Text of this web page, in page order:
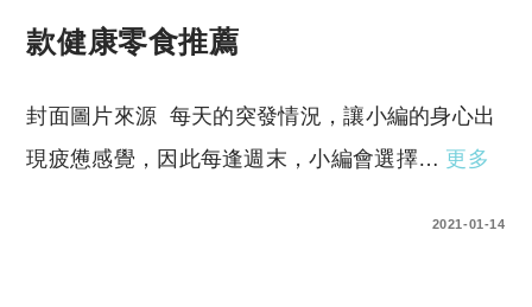
款健康零食推薦
封面圖片來源 每天的突發情況，讓小編的身心出
現疲憊感覺，因此每逢週末，小編會選擇… 更多
2021-01-14